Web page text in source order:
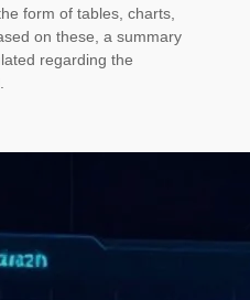
form of tables, charts,
on these, a summary
regarding the